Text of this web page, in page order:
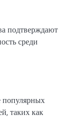
подтверждают
среди
популярных
таких как